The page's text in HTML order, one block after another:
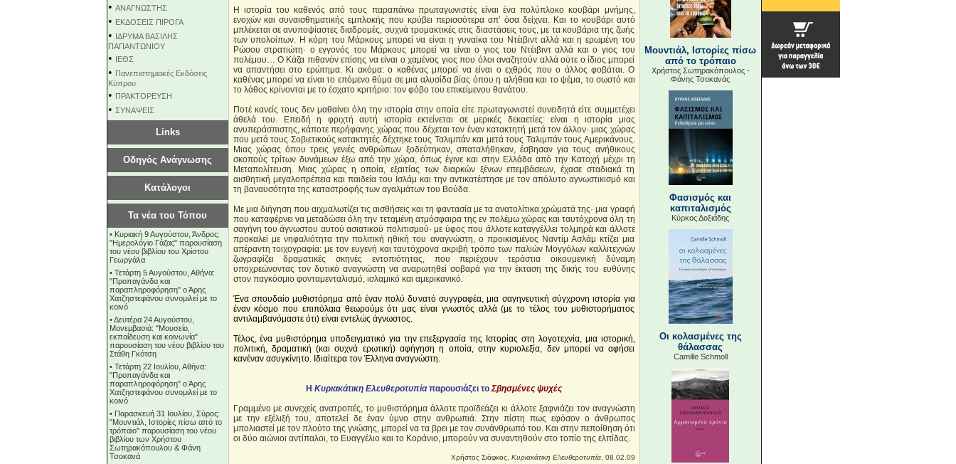
• ΑΝΑΓΝΩΣΤΗΣ
• ΕΚΔΟΣΕΙΣ ΠΙΡΟΓΑ
• ΙΔΡΥΜΑ ΒΑΣΙΛΗΣ
ΠΑΠΑΝΤΩΝΙΟΥ
• ΙΕΘΣ
• Πανεπιστημιακές Εκδόσεις
Κύπρου
• ΠΡΑΚΤΟΡΕΥΣΗ
• ΣΥΝΑΨΕΙΣ
Links
Οδηγός Ανάγνωσης
Κατάλογοι
Τα νέα του Τόπου
• Κυριακή 9 Αυγούστου, Άνδρος:
"Ημερολόγιο Γάζας" παρουσίαση
του νέου βιβλίου του Χρίστου
Γεωργάλα
• Τετάρτη 5 Αυγούστου, Αθήνα:
"Προπαγάνδα και
παραπληροφόρηση" ο Άρης
Χατζηστεφάνου συνομιλεί με το
κοινό
•Δευτέρα 24 Αυγούστου,
Μονεμβασιά: "Μουσείο,
εκπαίδευση και κοινωνία"
παρουσίαση του νέου βιβλίου του
Στάθη Γκότση
• Τετάρτη 22 Ιουλίου, Αθήνα:
"Προπαγάνδα και
παραπληροφόρηση" ο Άρης
Χατζηστεφάνου συνομιλεί με το
κοινό
• Παρασκευή 31 Ιουλίου, Σύρος:
"Μουντιάλ, Ιστορίες πίσω από το
τρόπαιο" παρουσίαση του νέου
βιβλίου των Χρήστου
Σωτηρακόπουλου & Φάνη
Τσοκανά
Η ιστορία του καθενός από τους παραπάνω πρωταγωνιστές είναι ένα πολύπλοκο κουβάρι μνήμης,
ενοχών και συναισθηματικής εμπλοκής που κρύβει περισσότερα απ’ όσα δείχνει. Και το κουβάρι αυτό
μπλέκεται σε ανυποψίαστες διαδρομές, συχνά τρομακτικές στις διαστάσεις τους, με τα κουβάρια της ζωής
των υπολοίπων. Η κόρη του Μάρκους μπορεί να είναι η γυναίκα του Ντέιβιντ αλλά και η ερωμένη του
Ρώσου στρατιώτη· ο εγγονός του Μάρκους μπορεί να είναι ο γιος του Ντέιβιντ αλλά και ο γιος του
πολέμου… Ο Κάζα πιθανόν επίσης να είναι ο χαμένος γιος που όλοι αναζητούν αλλά ούτε ο ίδιος μπορεί
να απαντήσει στο ερώτημα. Κι ακόμα: ο καθένας μπορεί να είναι ο εχθρός που ο άλλος φοβάται. Ο
καθένας μπορεί να είναι το επόμενο θύμα σε μια αλυσίδα βίας όπου η αλήθεια και το ψέμα, το σωστό και
το λάθος κρίνονται με το έσχατο κριτήριο: τον φόβο του επικείμενου θανάτου.
Ποτέ κανείς τους δεν μαθαίνει όλη την ιστορία στην οποία είτε πρωταγωνιστεί συνειδητά είτε συμμετέχει
άθελά του. Επειδή η φριχτή αυτή ιστορία εκτείνεται σε μερικές δεκαετίες: είναι η ιστορία μιας
ανυπεράσπιστης, κάποτε περήφανης χώρας που δέχεται τον έναν κατακτητή μετά τον άλλον· μιας χώρας
που μετά τους Σοβιετικούς κατακτητές δέχτηκε τους Ταλιμπάν και μετά τους Ταλιμπάν τους Αμερικάνους.
Μιας χώρας όπου τρεις γενιές ανθρώπων ξοδεύτηκαν, σπαταλήθηκαν, έσβησαν για τους ανήθικους
σκοπούς τρίτων δυνάμεων έξω από την χώρα, όπως έγινε και στην Ελλάδα από την Κατοχή μέχρι τη
Μεταπολίτευση. Μιας χώρας η οποία, εξαιτίας των διαρκών ξένων επεμβάσεων, έχασε σταδιακά τη
αισθητική μεγαλοπρέπεια και παιδεία του Ισλάμ και την αντικατέστησε με τον απόλυτο αγνωστικισμό και
τη βαναυσότητα της καταστροφής των αγαλμάτων του Βούδα.
Με μια διήγηση που αιχμαλωτίζει τις αισθήσεις και τη φαντασία με τα ανατολίτικα χρώματά της· μια γραφή
που καταφέρνει να μεταδώσει όλη την τεταμένη ατμόσφαιρα της εν πολέμω χώρας και ταυτόχρονα όλη τη
σαγήνη του άγνωστου αυτού ασιατικού πολιτισμού· με ύφος που άλλοτε καταγγέλλει τολμηρά και άλλοτε
προκαλεί με νηφαλιότητα την πολιτική ηθική του αναγνώστη, ο προικισμένος Ναντίμ Ασλάμ κτίζει μια
απέραντη τοιχογραφία: με τον ευγενή και ταυτόχρονα ακριβή τρόπο των παλιών Μογγόλων καλλιτεχνών
ζωγραφίζει δραματικές σκηνές εντοπιότητας, που περιέχουν τεράστια οικουμενική δύναμη
υποχρεώνοντας τον δυτικό αναγνώστη να αναρωτηθεί σοβαρά για την έκταση της δικής του ευθύνης
στον παγκόσμιο φονταμενταλισμό, ισλαμικό και αμερικανικό.
Ένα σπουδαίο μυθιστόρημα από έναν πολύ δυνατό συγγραφέα, μια σαγηνευτική σύγχρονη ιστορία για
έναν κόσμο που επιπόλαια θεωρούμε ότι μας είναι γνωστός αλλά (με το τέλος του μυθιστορήματος
αντιλαμβανόμαστε ότι) είναι εντελώς άγνωστος.
Τέλος, ένα μυθιστόρημα υποδειγματικό για την επεξεργασία της Ιστορίας στη λογοτεχνία, μια ιστορική,
πολιτική, δραματική (και συχνά ερωτική) αφήγηση η οποία, στην κυριολεξία, δεν μπορεί να αφήσει
κανέναν ασυγκίνητο. Ιδιαίτερα τον Έλληνα αναγνώστη.
Η Κυριακάτικη Ελευθεροτυπίαπαρουσιάζει τοΣβησμένες ψυχές
Γραμμένο με συνεχείς ανατροπές, το μυθιστόρημα άλλοτε προϊδεάζει κι άλλοτε ξαφνιάζει τον αναγνώστη
με την εξέλιξή του, αποτελεί δε έναν ύμνο στην ανθρωπιά. Στην πίστη πως εφόσον ο άνθρωπος
μπολιαστεί με τον πλούτο της γνώσης, μπορεί να τα βρει με τον συνάνθρωπό του. Και στην πεποίθηση ότι
οι δύο αιώνιοι αντίπαλοι, το Ευαγγέλιο και το Κοράνιο, μπορούν να συναντηθούν στο τοπίο της ελπίδας.
Χρήστος Σιάφκος, Κυριακάτικη Ελευθεροτυπία, 08.02.09
Μουντιάλ, Ιστορίες πίσω
από το τρόπαιο
Χρήστος Σωτηρακόπουλος -
Φάνης Τσοκανάς
Φασισμός και
καπιταλισμός
Κύρκος Δοξιάδης
Οι κολασμένες της
θάλασσας
Camille Schmoll